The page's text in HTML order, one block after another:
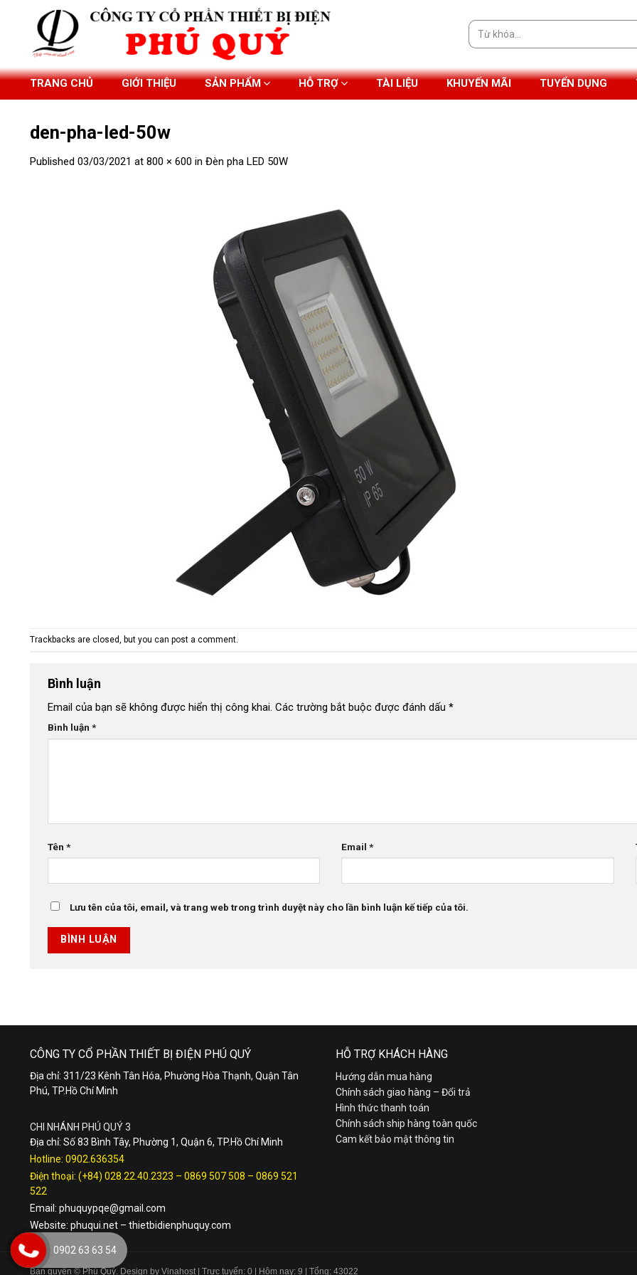
Tìm
kiếm:
TRANG CHỦ GIỚI THIỆU SẢN PHẨM HỖ TRỢ TÀI LIỆU KHUYẾN MÃI TUYỂN DỤNG
den-pha-led-50w
Published 03/03/2021 at 800 × 600 in Đèn pha LED 50W
Trackbacks are closed, but you can post a comment
Bình luận
Email của bạn sẽ không được hiển thị công khai. Các trường bắt buộc được đánh dấu *
Bình luận *
Tên * Email*
Lưu tên của tôi, email, và trang web trong trình duyệt này cho lần bình luận kế tiếp của tôi.
CÔNG TY CỔ PHẦN THIẾT BỊ ĐIỆN PHÚ QUÝ
Địa chỉ: 311/23 Kênh Tân Hóa, Phường Hòa Thạnh, Quận Tân
Phú, TP.Hồ Chí Minh
CHI NHÁNH PHÚ QUÝ 3
Địa chỉ: Số 83 Bình Tây, Phường 1, Quận 6, TP.Hồ Chí Minh
Hotline: 0902.636354
Điện thoại: (+84) 028.22.40.2323 – 0869 507 508 – 0869 521
522
Email: phuquypqe@gmail.com
Website: phuqui.net – thietbidienphuquy.com
HỖ TRỢ KHÁCH HÀNG
Hướng dẫn mua hàng
Chính sách giao hàng – Đổi trả
Hình thức thanh toán
Chính sách ship hàng toàn quốc
Cam kết bảo mật thông tin
Bản quyền © Phú Quý. Design by Vinahost | Trực tuyến: 0 | Hôm nay: 9 | Tổng: 43022
0902 63 63 54